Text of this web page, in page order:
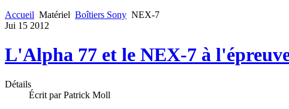
Accueil Matériel Boîtiers Sony NEX-7
Jui 15 2012
L'Alpha 77 et le NEX-7 à
Détails
Écrit par Patrick Moll